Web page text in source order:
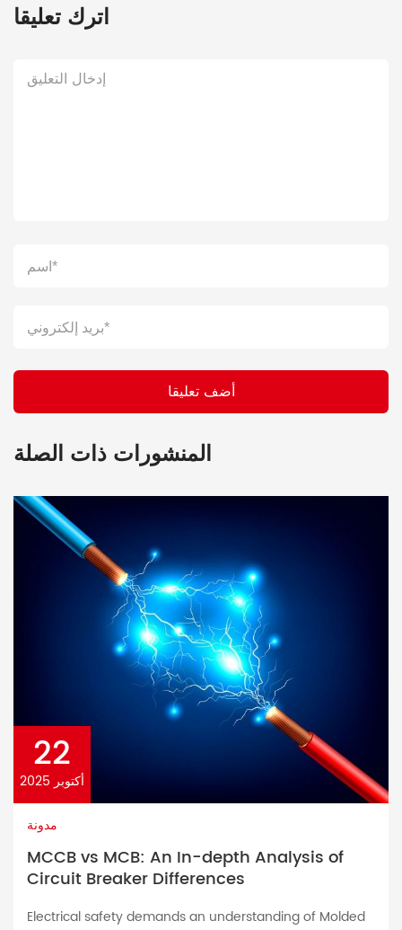
اترك تعليقا
أضف تعليقا
المنشورات ذات الصلة
22
أكتوبر 2025
مدونة
MCCB vs MCB: An In-depth Analysis of
Circuit Breaker Differences
Electrical safety demands an understanding of Molded